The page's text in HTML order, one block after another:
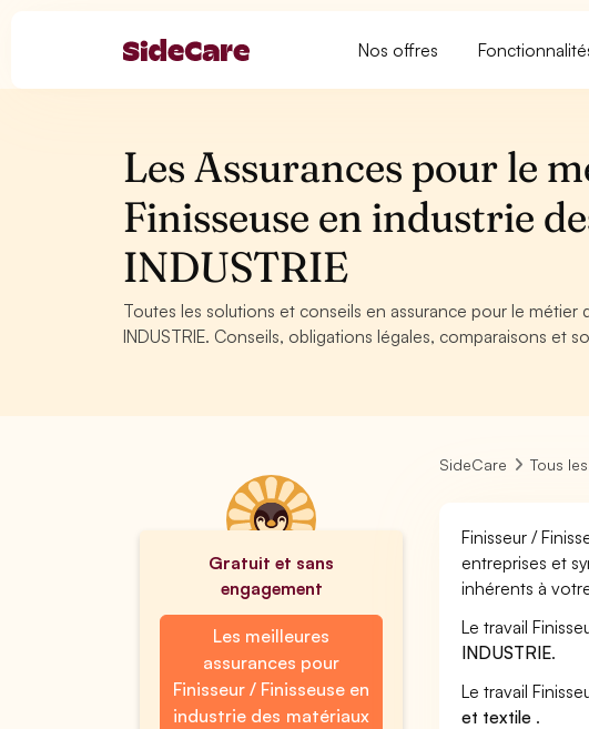
Nos offres
Les Assurances pour le
Finisseuse en industrie
INDUSTRIE
Toutes les solutions et conseils en assurance pour le métier
INDUSTRIE. Conseils, obligations légales, comparaisons et
Gratuit et sans
engagement
Les meilleures
assurances pour
Finisseur / Finisseuse en
industrie des matériaux
SideCare Tous
Finisseur /
entreprises et
inhérents à
Le travail
INDUSTRIE.
Le travail
et textile .